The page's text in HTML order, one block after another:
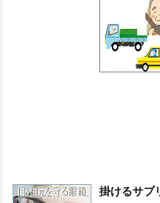
掛けるサプ